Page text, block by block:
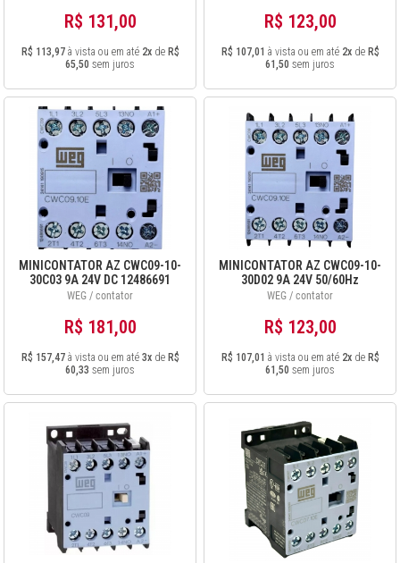
R$ 131,00
R$ 113,97à vista ou em até 2xde R$
65,50 sem juros
R$ 123,00
R$ 107,01 à vista ou em até 2xde R$
61,50 sem juros
MINICONTATOR AZ CWC09-10-
30C03 9A 24V DC 12486691
WEG / contator
R$ 181,00
R$ 157,47à vista ou em até 3xde R$
60,33 sem juros
MINICONTATOR AZ CWC09-10-
30D02 9A 24V 50/60Hz
12487235
WEG / contator
R$ 123,00
R$ 107,01 à vista ou em até 2xde R$
61,50 sem juros